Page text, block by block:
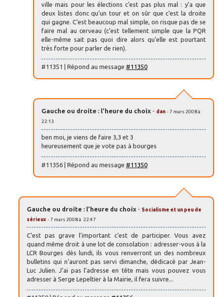
ville mais pour les élections c’est pas plus mal : y’a que
deux listes donc qu’un tour et on sûr que c’est la droite
qui gagne. C’est beaucoup mal simple, on risque pas de se
faire mal au cerveau (c’est tellement simple que la PQR
elle-même sait pas quoi dire alors qu’elle est pourtant
très forte pour parler de rien).
#11351 | Répond au message #11350
Gauche ou droite : l’heure du choix - dan - 7 mars 2008 à
22:13
ben moi, je viens de faire 3,3 et 3
heureusement que je vote pas à bourges
#11356 | Répond au message #11350
Gauche ou droite : l’heure du choix - Socialisme et un peu de
sérieux - 7 mars 2008 à 22:47
C’est pas grave l’important c’est de participer. Vous avez
quand même droit à une lot de consolation : adresser-vous à la
LCR Bourges dès lundi, ils vous renverront un des nombreux
bulletins qui n’auront pas servi dimanche, dédicacé par Jean-
Luc Julien. J’ai pas l’adresse en tête mais vous pouvez vous
adresser à Serge Lepeltier à la Mairie, il fera suivre...